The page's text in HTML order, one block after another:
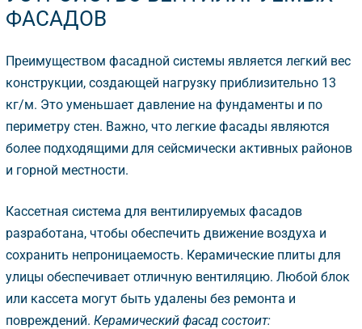
ФАСАДО
Преимуществом фасадной системы является легкий вес
конструкции, создающей нагрузку приблизительно 13
кг/м. Это уменьшает давление на фундаменты и по
периметру стен. Важно, что легкие фасады являются
олее подходящими для сейсмически активных районо
и горной местности.
Кассетная система для вентилируемых фасадо
разработана, чтобы обеспечить движение воздуха и
сохранить непроницаемость. Керамические плиты для
улицы обеспечивает отличную вентиляцию. Любой блок
или кассета могут быть удалены без ремонта и
повреждений. Керамический фасад состоит: